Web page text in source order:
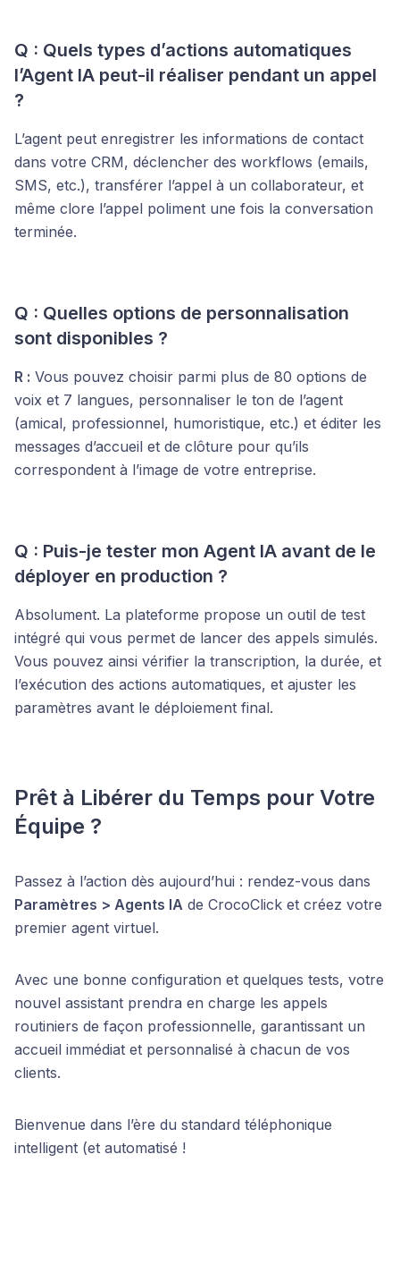
Q : Quels types d’actions automatiques
l’Agent IA peut-il réaliser pendant un appel
?
L’agent peut enregistrer les informations de contact
dans votre CRM, déclencher des workflows (emails,
SMS, etc.), transférer l’appel à un collaborateur, et
même clore l’appel poliment une fois la conversation
terminée.
Q : Quelles options de personnalisation
sont disponibles ?
R : Vous pouvez choisir parmi plus de 80 options de
voix et 7 langues, personnaliser le ton de l’agent
(amical, professionnel, humoristique, etc.) et éditer les
messages d’accueil et de clôture pour qu’ils
correspondent à l’image de votre entreprise.
Q : Puis-je tester mon Agent IA avant de le
déployer en production ?
Absolument. La plateforme propose un outil de test
intégré qui vous permet de lancer des appels simulés.
Vous pouvez ainsi vérifier la transcription, la durée, et
l’exécution des actions automatiques, et ajuster les
paramètres avant le déploiement final.
Prêt à Libérer du Temps pour Votre
Équipe ?
Passez à l’action dès aujourd’hui : rendez-vous dans
Paramètres > Agents IA de CrocoClick et créez votre
premier agent virtuel.
Avec une bonne configuration et quelques tests, votre
nouvel assistant prendra en charge les appels
routiniers de façon professionnelle, garantissant un
accueil immédiat et personnalisé à chacun de vos
clients.
Bienvenue dans l’ère du standard téléphonique
intelligent (et automatisé !